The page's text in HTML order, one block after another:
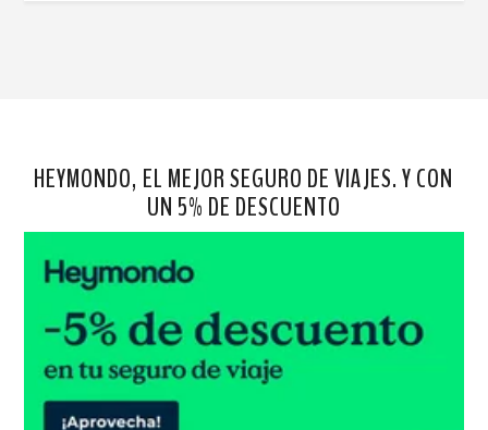
HEYMONDO, EL MEJOR SEGURO DE VIAJES. Y CON
UN 5% DE DESCUENTO